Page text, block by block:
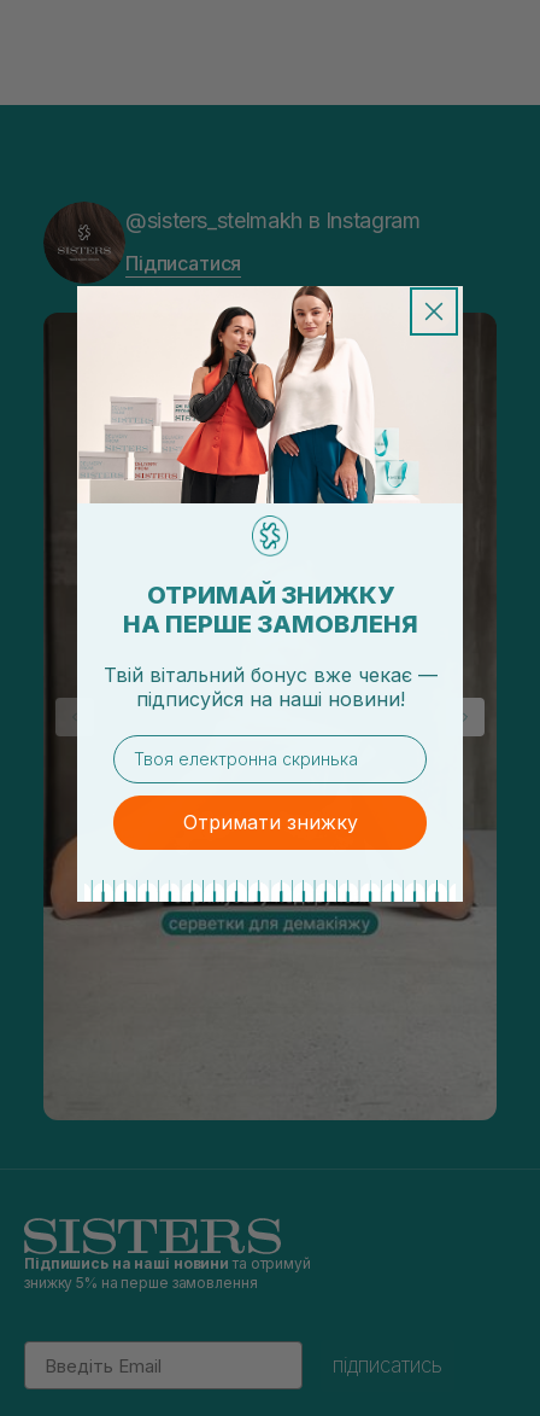
@sisters_stelmakh в Instagram
Підписатися
Підпишись на наші новини та отримуй
знижку 5% на перше замовлення
Email
підписатись
ОТРИМАЙ ЗНИЖКУ
НА ПЕРШЕ ЗАМОВЛЕНЯ
Твій вітальний бонус вже чекає —
підписуйся на наші новини!
email
Отримати знижку